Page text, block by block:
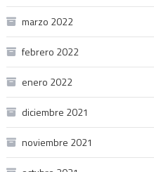
marzo 2022
febrero 2022
enero 2022
diciembre 2021
noviembre 2021